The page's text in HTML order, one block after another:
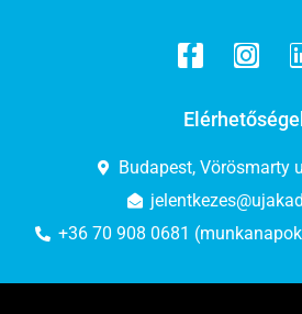
Budapest, Vörösmarty
+36 70 908 0681